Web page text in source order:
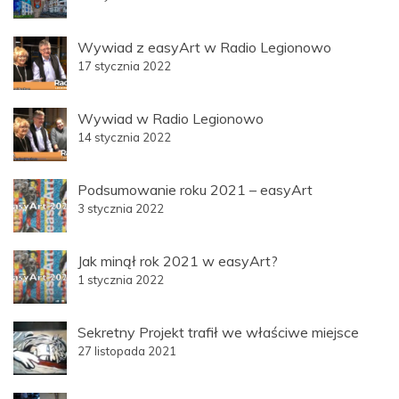
Wywiad z easyArt w Radio Legionowo
17 stycznia 2022
Wywiad w Radio Legionowo
14 stycznia 2022
Podsumowanie roku 2021 – easyArt
3 stycznia 2022
Jak minął rok 2021 w easyArt?
1 stycznia 2022
Sekretny Projekt trafił we właściwe miejsce
27 listopada 2021